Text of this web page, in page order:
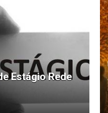
Estágio Rede